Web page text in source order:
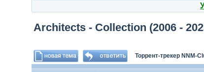
Architects - Сollection (2006 -
Торрент-трекер NNM-